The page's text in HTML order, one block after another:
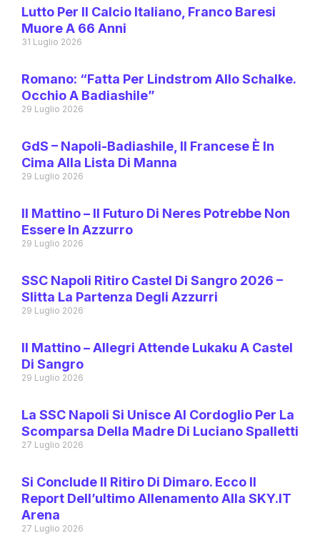
Lutto Per Il Calcio Italiano, Franco Baresi
Muore A 66 Anni
31 Luglio 2026
Romano: “Fatta Per Lindstrom Allo Schalke.
Occhio A Badiashile”
29 Luglio 2026
GdS – Napoli-Badiashile, Il Francese È In
Cima Alla Lista Di Manna
29 Luglio 2026
Il Mattino – Il Futuro Di Neres Potrebbe Non
Essere In Azzurro
29 Luglio 2026
SSC Napoli Ritiro Castel Di Sangro 2026 –
Slitta La Partenza Degli Azzurri
29 Luglio 2026
Il Mattino – Allegri Attende Lukaku A Castel
Di Sangro
29 Luglio 2026
La SSC Napoli Si Unisce Al Cordoglio Per La
Scomparsa Della Madre Di Luciano Spalletti
27 Luglio 2026
Si Conclude Il Ritiro Di Dimaro. Ecco Il
Report Dell’ultimo Allenamento Alla SKY.IT
Arena
27 Luglio 2026